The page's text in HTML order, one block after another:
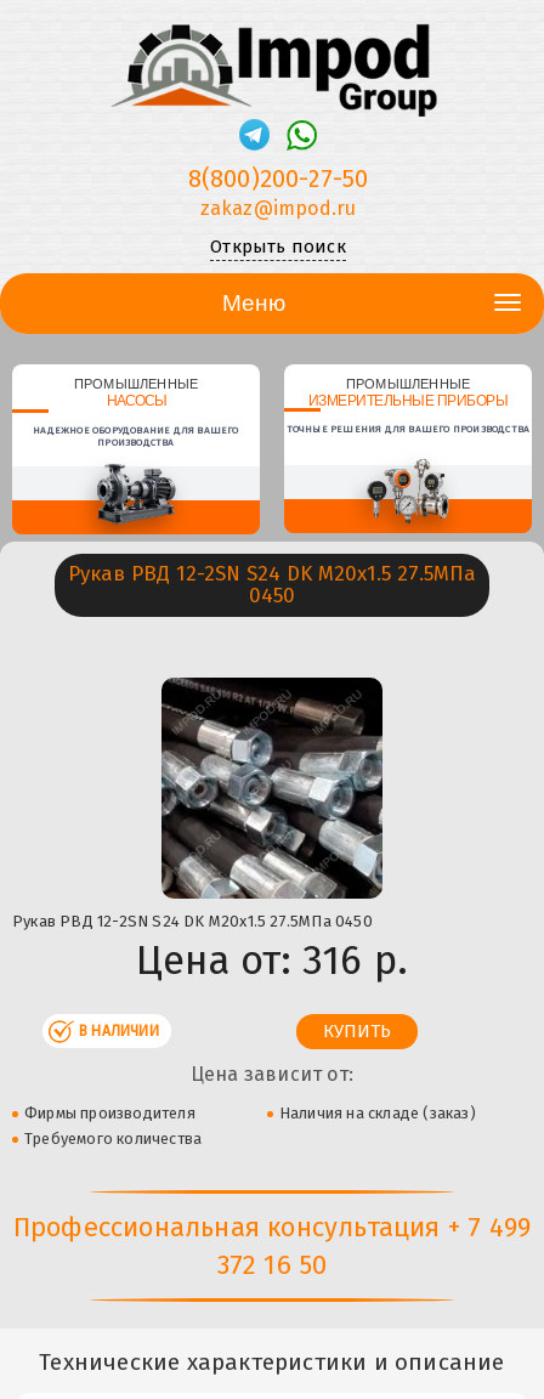
8(800)200-27-50
zakaz@impod.ru
Открыть поиск
Меню
ПРОМЫШЛЕННЫЕ
НАСОСЫ
НАДЕЖНОЕ ОБОРУДОВАНИЕ ДЛЯ ВАШЕГО
ПРОИЗВОДСТВА
ПРОМЫШЛЕННЫЕ
ИЗМЕРИТЕЛЬНЫЕ ПРИБОРЫ
ТОЧНЫЕ РЕШЕНИЯ ДЛЯ ВАШЕГО ПРОИЗВОДСТВА
Рукав РВД 12-2SN S24 DK М20х1.5 27.5МПа
0450
Рукав РВД 12-2SN S24 DK М20х1.5 27.5МПа 0450
Цена от: 316 р.
В НАЛИЧИИ
Цена зависит от:
Фирмы производителя
Наличия на складе (заказ)
Требуемого количества
Профессиональная консультация + 7 499
372 16 50
Технические характеристики и описание